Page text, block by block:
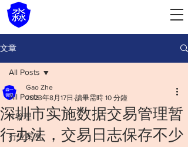
文章
All Posts
IT管理
行业案例
All Posts
深圳市实施数据交易管理暂
行办法，交易日志保存不少
Gao Zhe
2023年8月17日 讀畢需時 10 分鐘